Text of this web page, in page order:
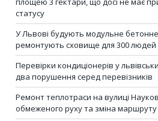
статусу
У Львові будують модульне бетонне
ремонтують сховище для 300 людей
Перевірки кондиціонерів у
два порушення серед перевізників
Ремонт теплотраси на вулиці
обмеженого руху та зміна